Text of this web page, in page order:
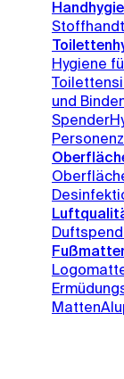
Hygiene
und
Spender
Matten